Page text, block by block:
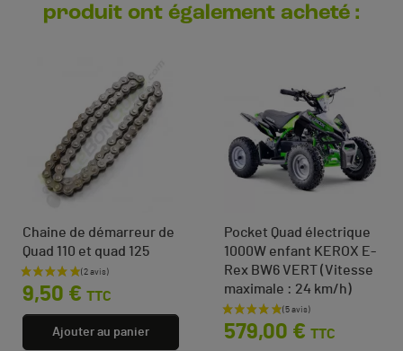
produit ont également acheté :
Chaine de démarreur de
Quad 110 et quad 125
Prix
9,50 € TTC
Ajouter au panier
Pocket Quad électrique
1000W enfant KEROX E-
Rex BW6 VERT (Vitesse
maximale : 24 km/h)
Prix
579,00 € TTC